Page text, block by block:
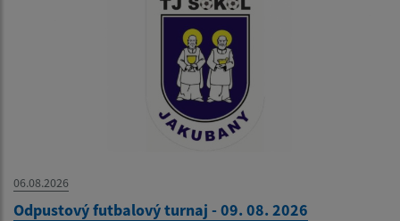
06.08.2026
Odpustový futbalový turnaj - 09. 08. 2026